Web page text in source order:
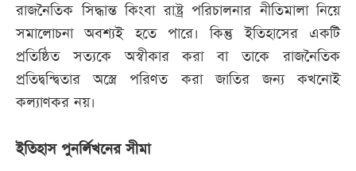
রাজনৈতিক সিদ্ধান্ত কিংবা রাষ্ট্র পরিচালনার নীতিমালা নিয়ে
সমালোচনা অবশ্যই হতে পারে। কিন্তু ইতিহাসের একটি
প্রতিষ্ঠিত সত্যকে অস্বীকার করা বা তাকে রাজনৈতিক
প্রতিদ্বন্দ্বিতার অস্ত্রে পরিণত করা জাতির জন্য কখনোই
কল্যাণকর নয়।
ইতিহাস পুনর্লিখনের সীমা